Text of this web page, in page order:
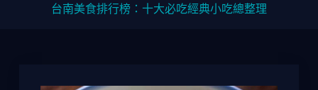
台南美食排行榜：十大必吃經典小吃總整理